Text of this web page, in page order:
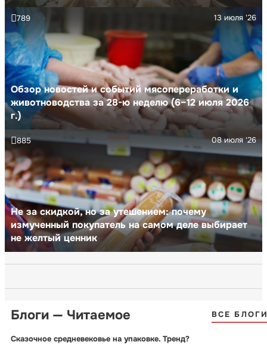
Обзор новостей и событий мясопереработки и
животноводства за 28-ю неделю (6–12 июля 2026
г.)
13 июля '26
789
Не за скидкой, но за утешением: почему
измученный покупатель на самом деле выбирает
не желтый ценник
08 июля '26
885
Блоги — Читаемое ВСЕ
Сказочное средневековье на упаковке. Тренд?